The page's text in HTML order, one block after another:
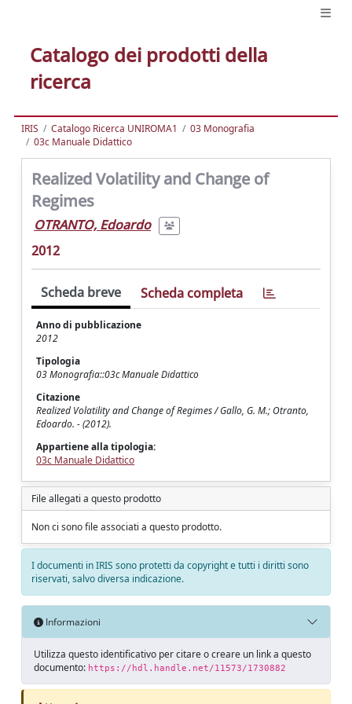
Catalogo dei prodotti della
ricerca
IRIS Catalogo Ricerca UNIROMA1
03 Monografia
03c Manuale Didattico
Realized Volatility and Change of
Regimes
OTRANTO, Edoardo
2012
Scheda breve Scheda completa
Anno di pubblicazione
2012
Tipologia
03 Monografia::03c Manuale Didattico
Citazione
Realized Volatility and Change of Regimes / Gallo, G. M.; Otranto,
Edoardo. - (2012).
Appartiene alla tipologia:
03c Manuale Didattico
File allegati a questo prodotto
Non ci sono file associati a questo prodotto.
I documenti in IRIS sono protetti da copyright e tutti i diritti sono
riservati, salvo diversa indicazione.
Informazioni
Utilizza questo identificativo per citare o creare un link a questo
documento: https://hdl.handle.net/11573/1730882